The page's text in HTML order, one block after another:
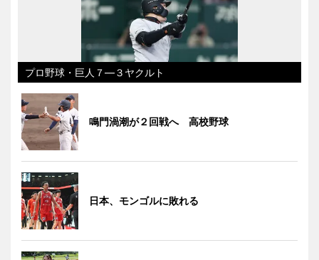
プロ野球・巨人７―３ヤクルト
鳴門渦潮が２回戦へ 高校野球
日本、モンゴルに敗れる